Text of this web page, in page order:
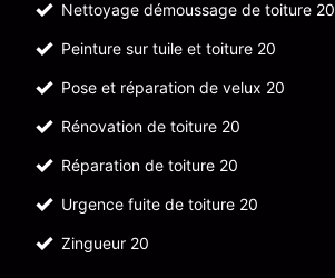
Nettoyage démoussage de toiture 20
Peinture sur tuile et toiture 20
Pose et réparation de velux 20
Rénovation de toiture 20
Réparation de toiture 20
Urgence fuite de toiture 20
Zingueur 20